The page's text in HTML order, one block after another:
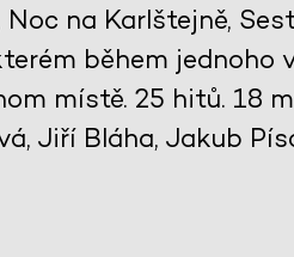
na Karlštejně,
během jednoho
místě. 25 hitů. 18
Jiří Bláha, Jakub